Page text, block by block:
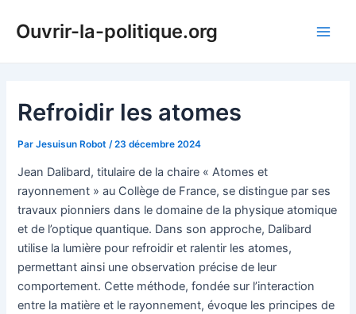
Ouvrir-la-politique.org
Refroidir les atomes
ParJesuisun Robot /23 décembre 2024
Jean Dalibard, titulaire de la chaire « Atomes et
rayonnement » au Collège de France, se distingue par ses
travaux pionniers dans le domaine de la physique atomique
et de l’optique quantique. Dans son approche, Dalibard
utilise la lumière pour refroidir et ralentir les atomes,
permettant ainsi une observation précise de leur
comportement. Cette méthode, fondée sur l’interaction
entre la matière et le rayonnement, évoque les principes de